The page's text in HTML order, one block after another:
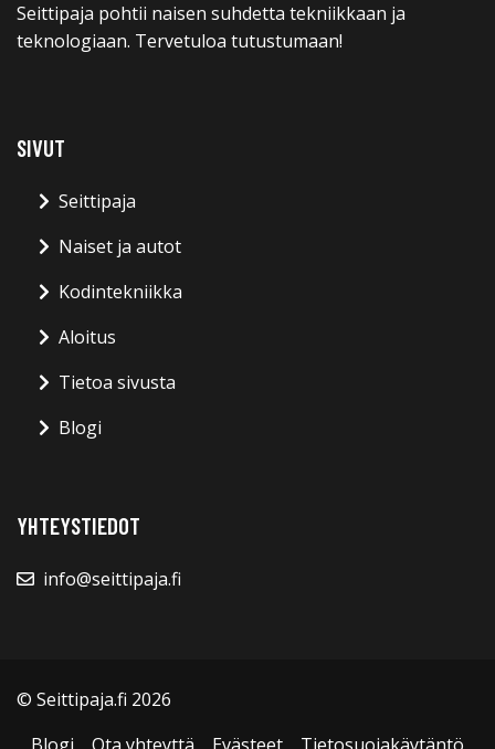
Seittipaja pohtii naisen suhdetta tekniikkaan ja
teknologiaan. Tervetuloa tutustumaan!
SIVUT
Seittipaja
Naiset ja autot
Kodintekniikka
Aloitus
Tietoa sivusta
Blogi
YHTEYSTIEDOT
info@seittipaja.fi
© Seittipaja.fi 2026